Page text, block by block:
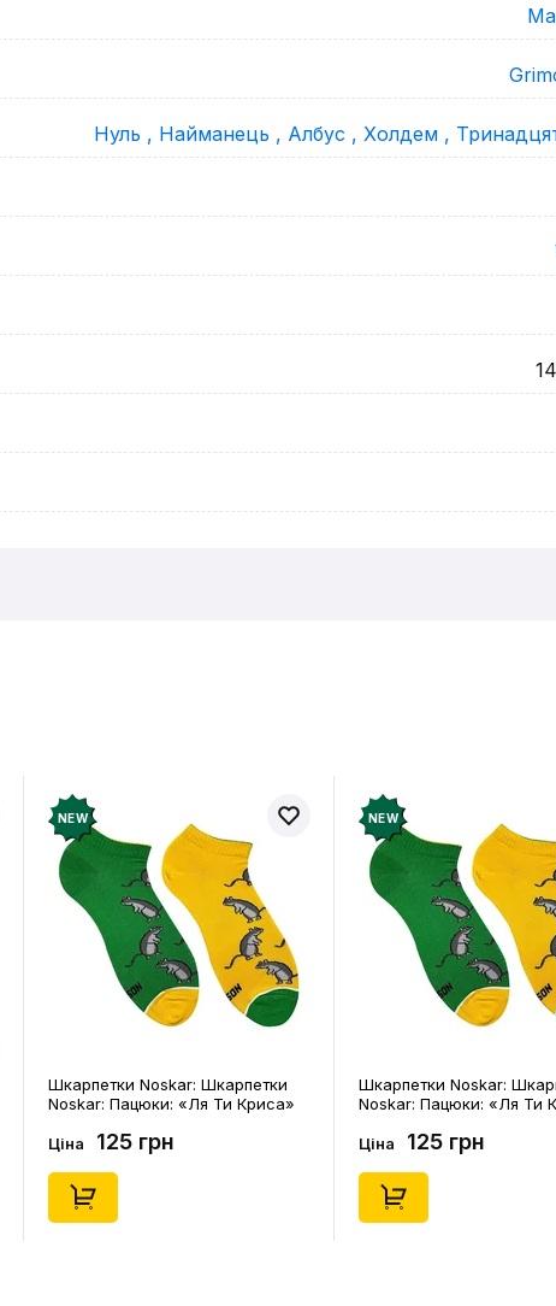
Нуль , Найманець , Албус , Холдем ,
NEW
Шкарпетки Noskar: Шкарпетки
Noskar: Пацюки: «Ля Ти Криса»
Ціна 125 грн
NEW
Шкарпетки Noskar:
Noskar: Пацюки: «Ля Ти
Ціна 125 грн